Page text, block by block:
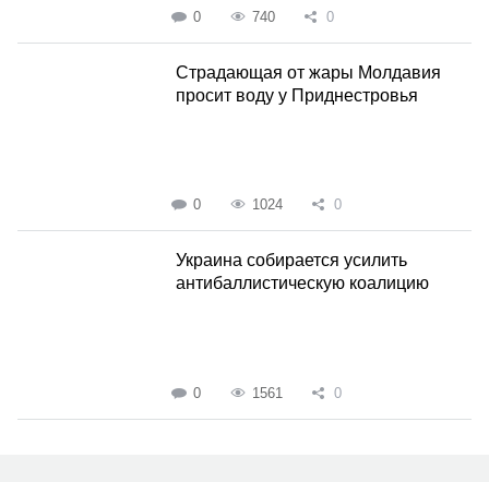
0 740 0
Страдающая от жары Молдавия
просит воду у Приднестровья
0 1024 0
Украина собирается усилить
антибаллистическую коалицию
0 1561 0